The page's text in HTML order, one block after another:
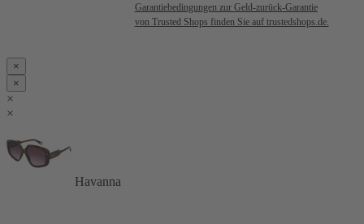
Garantiebedingungen zur Geld-zurück-Garantie
von Trusted Shops finden Sie auf trustedshops.de.
×
×
×
×
Havanna